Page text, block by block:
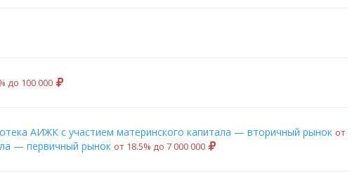
до 100 000
АИЖК с участием материнского капитала — вторичный рынок от
— первичный рынок от 18.5% до 7 000 000